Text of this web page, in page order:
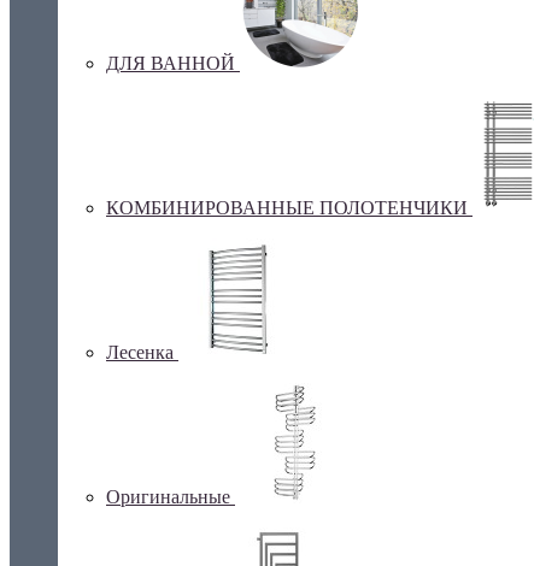
ДЛЯ ВАННОЙ
КОМБИНИРОВАННЫЕ ПОЛОТЕНЧИКИ
Лесенка
Оригинальные